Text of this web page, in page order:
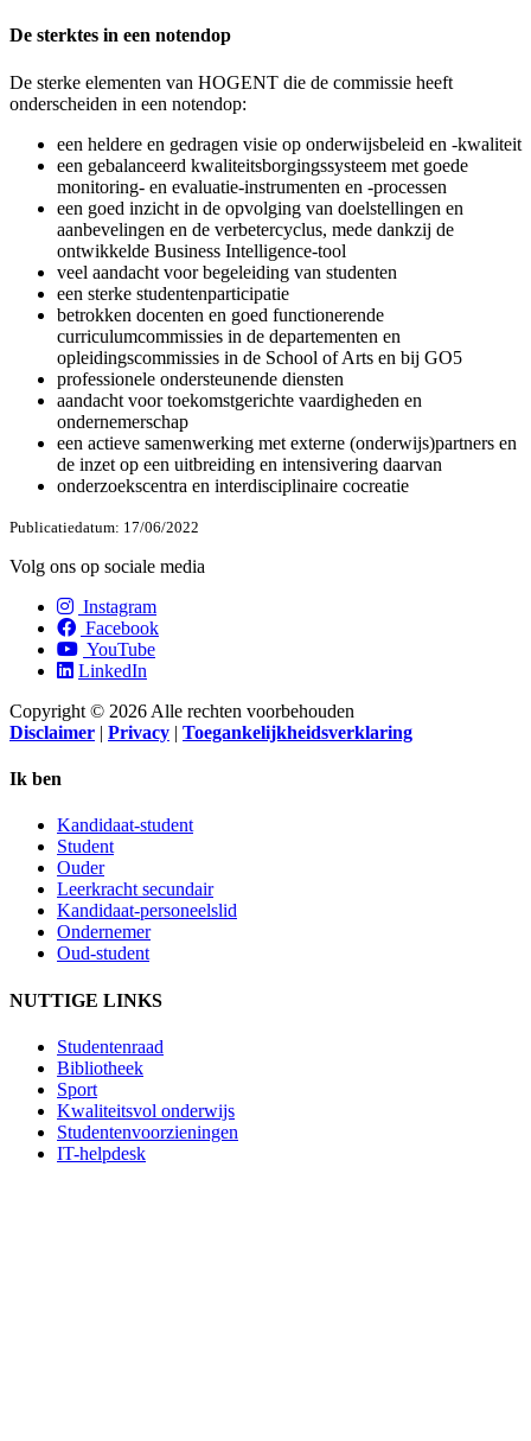
De sterktes in een notendop
De sterke elementen van HOGENT die de commissie heeft
onderscheiden in een notendop:
een heldere en gedragen visie op onderwijsbeleid en -kwaliteit
een gebalanceerd kwaliteitsborgingssysteem met goede
monitoring- en evaluatie-instrumenten en -processen
een goed inzicht in de opvolging van doelstellingen en
aanbevelingen en de verbetercyclus, mede dankzij de
ontwikkelde Business Intelligence-tool
veel aandacht voor begeleiding van studenten
een sterke studentenparticipatie
betrokken docenten en goed functionerende
curriculumcommissies in de departementen en
opleidingscommissies in de School of Arts en bij GO5
professionele ondersteunende diensten
aandacht voor toekomstgerichte vaardigheden en
ondernemerschap
een actieve samenwerking met externe (onderwijs)partners en
de inzet op een uitbreiding en intensivering daarvan
onderzoekscentra en interdisciplinaire cocreatie
Publicatiedatum: 17/06/2022
Volg ons op sociale media
Instagram
Facebook
YouTube
LinkedIn
Copyright © 2026 Alle rechten voorbehouden
Disclaimer | Privacy | Toegankelijkheidsverklaring
Ik ben
Kandidaat-student
Student
Ouder
Leerkracht secundair
Kandidaat-personeelslid
Ondernemer
Oud-student
NUTTIGE LINKS
Studentenraad
Bibliotheek
Sport
Kwaliteitsvol onderwijs
Studentenvoorzieningen
IT-helpdesk